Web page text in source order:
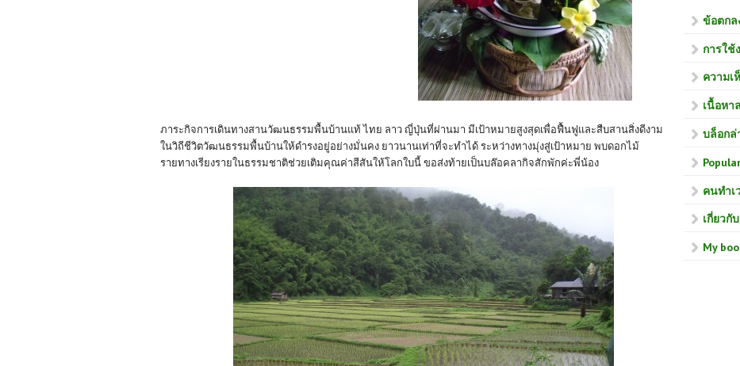
ภาระกิจการเดินทางสานวัฒนธรรมพื้นบ้านแท้ ไทย ลาว ญี่ปุ่นที่ผ่านมา มีเป้าหมายสูงสุดเพื่อฟื้นฟูและสืบสานสิ่งดีงาม
ในวิถีชีวิตวัฒนธรรมพื้นบ้านให้ดำรงอยู่อย่างมั่นคง ยาวนานเท่าที่จะทำได้ ระหว่างทางมุ่งสู่เป้าหมาย พบดอกไม้
รายทางเรียงรายในธรรมชาติช่วยเติมคุณค่าสีสันให้โลกใบนี้ ขอส่งท้ายเป็นบล๊อคลากิจสักพักค่ะพี่น้อง
ข้อตกล
การใช้
ความเ
เนื้อหา
บล็อกล่
คนทำเ
เกี่ยวกั
My